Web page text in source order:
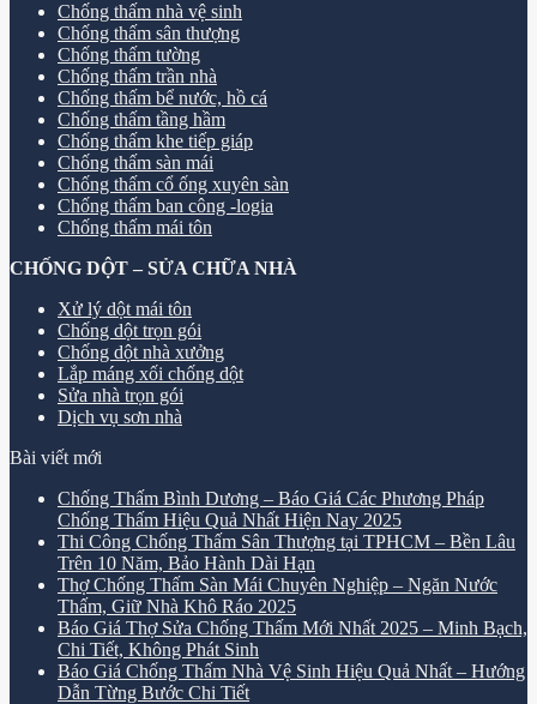
Chống thấm nhà vệ sinh
Chống thấm sân thượng
Chống thấm tường
Chống thấm trần nhà
Chống thấm bể nước, hồ cá
Chống thấm tầng hầm
Chống thấm khe tiếp giáp
Chống thấm sàn mái
Chống thấm cổ ống xuyên sàn
Chống thấm ban công -logia
Chống thấm mái tôn
CHỐNG DỘT – SỬA CHỮA NHÀ
Xử lý dột mái tôn
Chống dột trọn gói
Chống dột nhà xưởng
Lắp máng xối chống dột
Sửa nhà trọn gói
Dịch vụ sơn nhà
Bài viết mới
Chống Thấm Bình Dương – Báo Giá Các Phương Pháp
Chống Thấm Hiệu Quả Nhất Hiện Nay 2025
Thi Công Chống Thấm Sân Thượng tại TPHCM – Bền Lâu
Trên 10 Năm, Bảo Hành Dài Hạn
Thợ Chống Thấm Sàn Mái Chuyên Nghiệp – Ngăn Nước
Thấm, Giữ Nhà Khô Ráo 2025
Báo Giá Thợ Sửa Chống Thấm Mới Nhất 2025 – Minh Bạch,
Chi Tiết, Không Phát Sinh
Báo Giá Chống Thấm Nhà Vệ Sinh Hiệu Quả Nhất – Hướng
Dẫn Từng Bước Chi Tiết